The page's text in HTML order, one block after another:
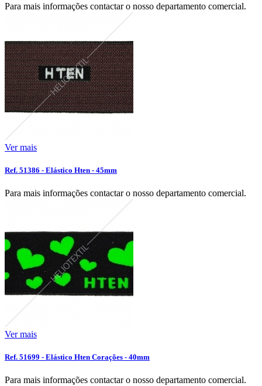
Para mais informações contactar o nosso departamento comercial.
Ver mais
Ref. 51386 - Elástico Hten - 45mm
Para mais informações contactar o nosso departamento comercial.
Ver mais
Ref. 51699 - Elástico Hten Corações - 40mm
Para mais informações contactar o nosso departamento comercial.